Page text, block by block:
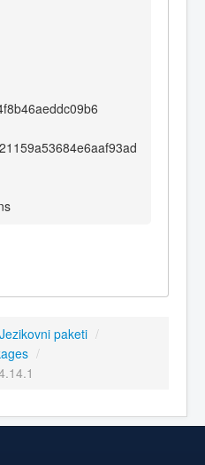
Jezikovni paketi /
/